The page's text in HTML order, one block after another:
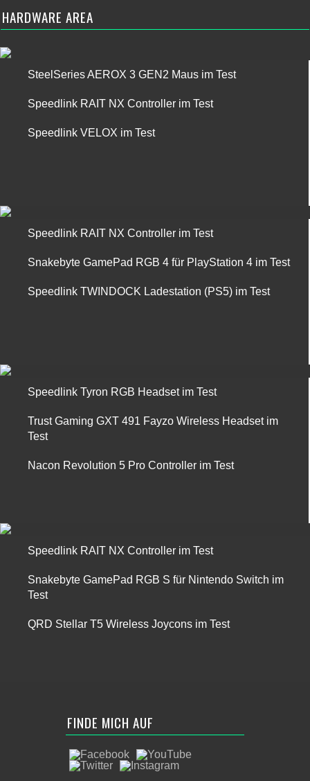
HARDWARE AREA
SteelSeries AEROX 3 GEN2 Maus im Test
Speedlink RAIT NX Controller im Test
Speedlink VELOX im Test
Speedlink RAIT NX Controller im Test
Snakebyte GamePad RGB 4 für PlayStation 4 im Test
Speedlink TWINDOCK Ladestation (PS5) im Test
Speedlink Tyron RGB Headset im Test
Trust Gaming GXT 491 Fayzo Wireless Headset im
Test
Nacon Revolution 5 Pro Controller im Test
Speedlink RAIT NX Controller im Test
Snakebyte GamePad RGB S für Nintendo Switch im
Test
QRD Stellar T5 Wireless Joycons im Test
FINDE MICH AUF